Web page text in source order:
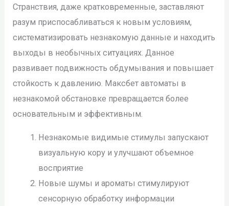
Странствия, даже кратковременные, заставляют
разум приспосабливаться к новым условиям,
систематизировать незнакомую данные и находить
выходы в необычных ситуациях. Данное
развивает подвижность обдумывания и повышает
стойкость к давлению. Максбет автоматы в
незнакомой обстановке превращается более
основательным и эффективным.
Незнакомые видимые стимулы запускают
визуальную кору и улучшают объемное
восприятие
Новые шумы и ароматы стимулируют
сенсорную обработку информации